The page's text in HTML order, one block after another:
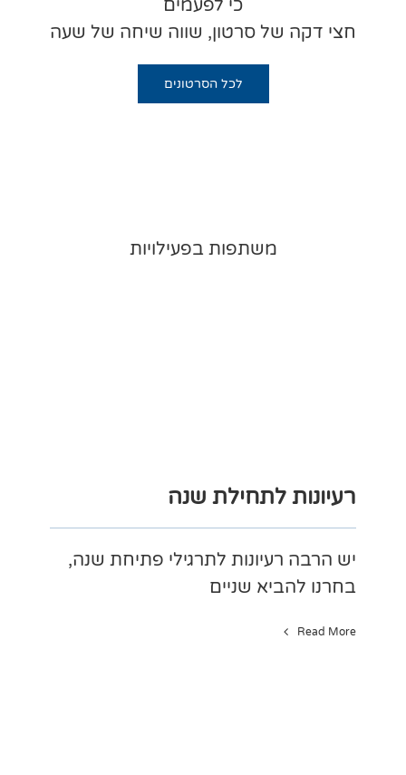
כי לפעמים
חצי דקה של סרטון, שווה שיחה של שעה
לכל הסרטונים
משתפות בפעילויות
רעיונות לתחילת שנה
יש הרבה רעיונות לתרגילי פתיחת שנה,
בחרנו להביא שניים
Read More